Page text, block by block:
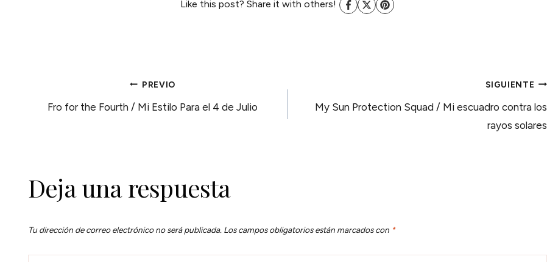
Like this post? Share it with others!
NAVEGACIÓN
ENTRADAS
PREVIO
Fro for the Fourth / Mi Estilo Para el 4 de Julio
SIGUIENTE
My Sun Protection Squad / Mi escuadro contra los
rayos solares
Deja una respuesta
Tu dirección de correo electrónico no será publicada. Los campos obligatorios están marcados con *